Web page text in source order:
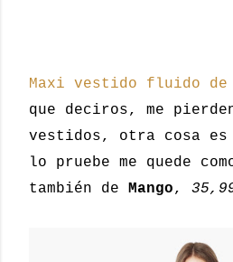
Maxi vestido fluido
que deciros, me
vestidos, otra cosa es
lo pruebe me quede
también de Mango,